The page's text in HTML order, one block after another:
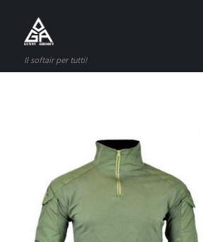
Il softair per tutti!